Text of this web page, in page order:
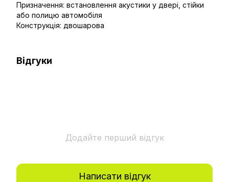
Призначення: встановлення акустики у двері, стійки
або полицю автомобіля
Конструкція: двошарова
Відгуки
Додайте перший відгук
Написати відгук